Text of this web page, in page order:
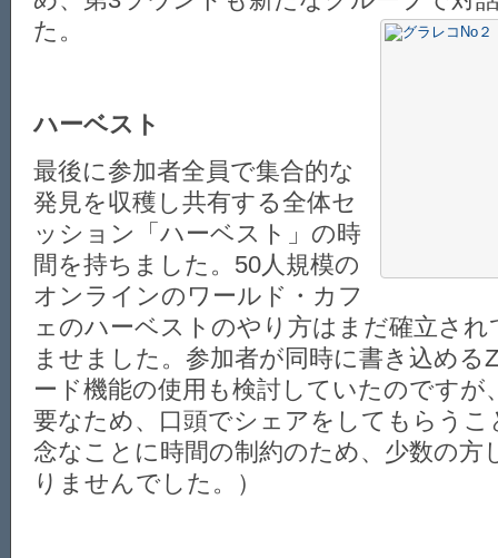
た。
ハーベスト
最後に参加者全員で集合的な
発見を収穫し共有する全体セ
ッション「ハーベスト」の時
間を持ちました。50人規模の
オンラインのワールド・カフ
ェのハーベストのやり方はまだ確立さ
ませました。参加者が同時に書き込める
ード機能の使用も検討していたのですが
要なため、口頭でシェアをしてもらう
念なことに時間の制約のため、少数の方
りませんでした。）